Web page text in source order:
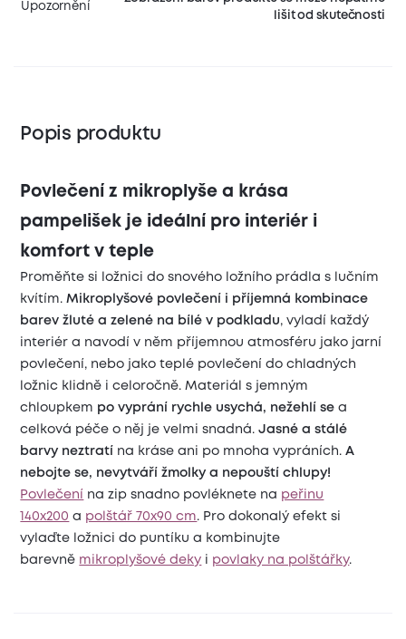
Upozornění
lišit od skutečnosti
Popis produktu
Povlečení z mikroplyše a krása
pampelišek je ideální pro interiér i
komfort v teple
Proměňte si ložnici do snového ložního prádla s lučním
kvítím.Mikroplyšové povlečení i příjemná kombinace
barev žluté a zelené na bílé v podkladu, vyladí každý
interiér a navodí v něm příjemnou atmosféru jako jarní
povlečení, nebo jako teplé povlečení do chladných
ložnic klidně i celoročně. Materiál s jemným
chloupkem po vyprání rychle usychá, nežehlí se a
celková péče o něj je velmi snadná.Jasné a stálé
barvy neztratí
na kráse ani po mnoha vypráních.A
nebojte se, nevytváří žmolky a nepouští chlupy!
Povlečení
na zip snadno povléknete na
peřinu
140x200 a polštář 70x90 cm. Pro dokonalý efekt si
vylaďte ložnici do puntíku a kombinujte
barevně mikroplyšové deky povlaky na polštářky.